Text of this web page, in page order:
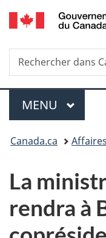
Rechercher
dans
Menu
MENU
Vous
ici :
Canada.ca
La
rendra à